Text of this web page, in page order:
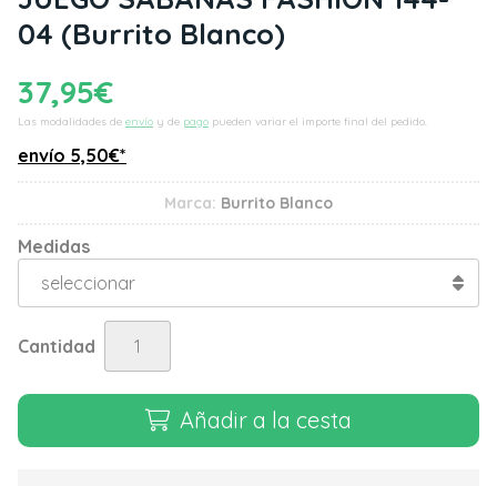
04 (Burrito Blanco)
37,95€
Las modalidades de envío y de pago pueden variar el importe final del pedido.
envío 5,50€*
Marca: Burrito Blanco
Medidas
Cantidad
Añadir a la cesta